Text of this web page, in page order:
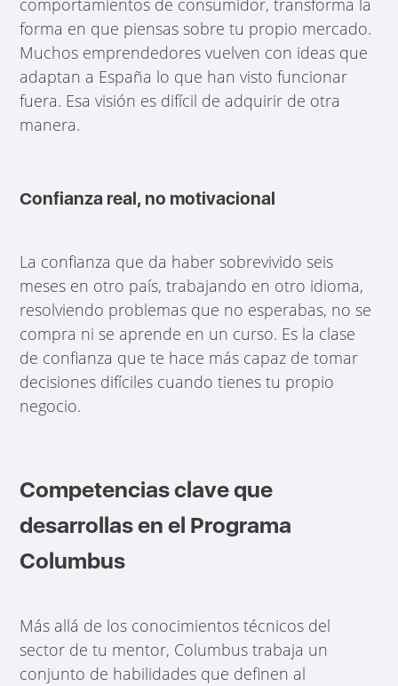
comportamientos de consumidor, transforma la
forma en que piensas sobre tu propio mercado.
Muchos emprendedores vuelven con ideas que
adaptan a España lo que han visto funcionar
fuera. Esa visión es difícil de adquirir de otra
manera.
Confianza real, no motivacional
La confianza que da haber sobrevivido seis
meses en otro país, trabajando en otro idioma,
resolviendo problemas que no esperabas, no se
compra ni se aprende en un curso. Es la clase
de confianza que te hace más capaz de tomar
decisiones difíciles cuando tienes tu propio
negocio.
Competencias clave que
desarrollas en el Programa
Columbus
Más allá de los conocimientos técnicos del
sector de tu mentor, Columbus trabaja un
conjunto de habilidades que definen al